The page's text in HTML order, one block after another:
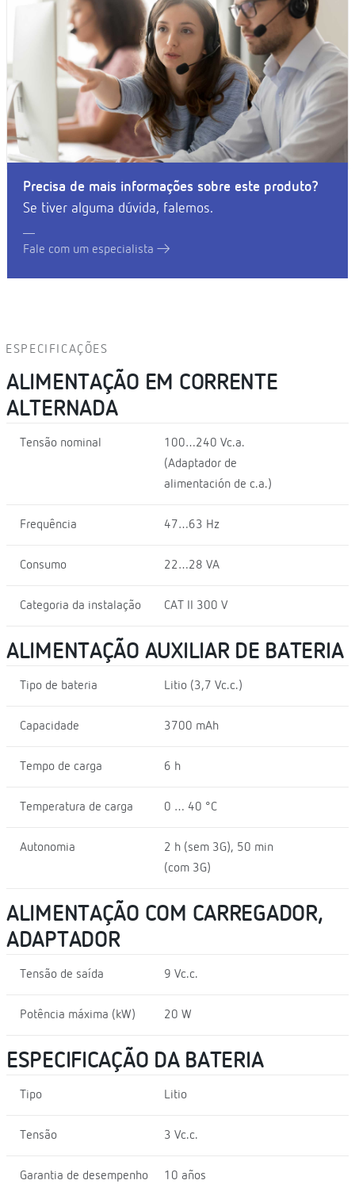
Precisa de mais informações sobre este produto?
Se tiver alguma dúvida, falemos.
Fale com um especialista
ESPECIFICAÇÕES
ALIMENTAÇÃO EM CORRENTE
ALTERNADA
Tensão nominal
100…240 Vc.a.
(Adaptador de
alimentación de c.a.)
Frequência 47…63 Hz
Consumo 22…28 VA
Categoria da instalação CAT II 300 V
ALIMENTAÇÃO AUXILIAR DE BATERIA
Tipo de bateria Litio (3,7 Vc.c.)
Capacidade 3700 mAh
Tempo de carga 6 h
Temperatura de carga 0 … 40 °C
Autonomia
2 h (sem 3G), 50 min
(com 3G)
ALIMENTAÇÃO COM CARREGADOR,
ADAPTADOR
Tensão de saída 9 Vc.c.
Potência máxima (kW) 20 W
ESPECIFICAÇÃO DA BATERIA
Tipo Litio
Tensão 3 Vc.c.
Garantia de desempenho 10 años